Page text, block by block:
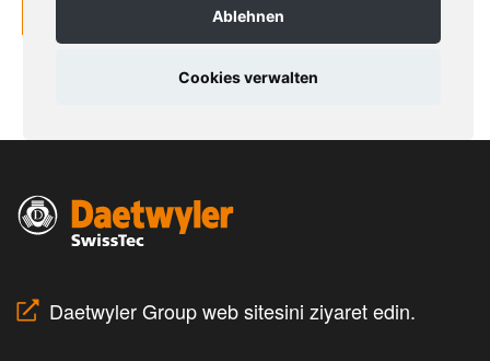
Daetwyler Group web sitesini ziyaret edin.